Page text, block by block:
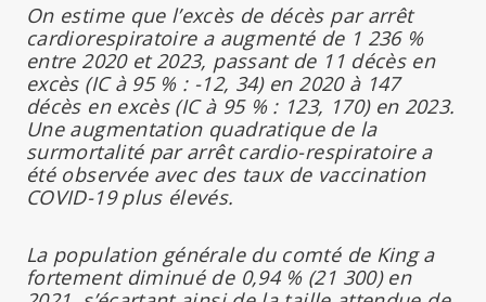
On estime que l’excès de décès par arrêt
cardiorespiratoire a augmenté de 1 236 %
entre 2020 et 2023, passant de 11 décès en
excès (IC à 95 % : -12, 34) en 2020 à 147
décès en excès (IC à 95 % : 123, 170) en 2023.
Une augmentation quadratique de la
surmortalité par arrêt cardio-respiratoire a
été observée avec des taux de vaccination
COVID-19 plus élevés.
La population générale du comté de King a
fortement diminué de 0,94 % (21 300) en